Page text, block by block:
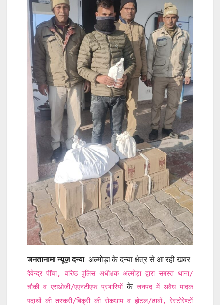
जनतानामा न्यूज़ दन्याअल्मोड़ा के दन्या क्षेत्र से आ रही खबर
देवेन्द्र पींचा, वरिष्ठ पुलिस अधीक्षक अल्मोड़ा द्वारा समस्त थाना/
चौकी व एसओजी/एएनटीएफ प्रभारियोंकेजनपद में अवैध मादक
पदार्थो की तस्करी/बिक्री की रोकथाम व होटल/ढाबों, रेस्टोरेण्टों